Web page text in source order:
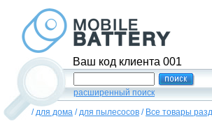
Ваш код клиента 001
расширенный поиск
/для дома /для пылесосов / Все товары